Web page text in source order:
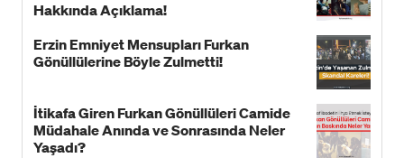
Hakkında Açıklama!
Erzin Emniyet Mensupları Furkan
Gönüllülerine Böyle Zulmetti!
İtikafa Giren Furkan Gönüllüleri Camide
Müdahale Anında ve Sonrasında Neler
Yaşadı?